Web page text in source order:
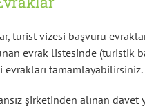
turist vizesi başvuru
evrak listesinde (turistik
tamamlayabilirsiniz.
şirketinden alınan davet